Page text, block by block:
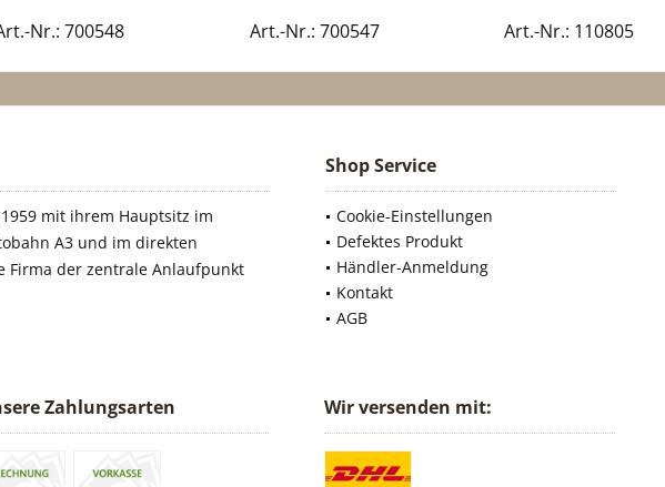
Nr.: 700548
Art.-Nr.: 700547
Art.-Nr.: 110805
mit ihrem Hauptsitz im
A3 und im direkten
Firma der zentrale Anlaufpunkt
Shop Service
Cookie-Einstellungen
Defektes Produkt
Händler-Anmeldung
Kontakt
AGB
Zahlungsarten Wir versenden mit: